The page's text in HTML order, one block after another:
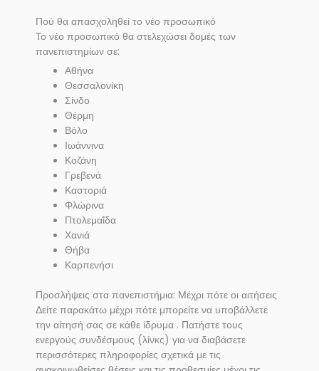
Πού θα απασχοληθεί το νέο προσωπικό
Το νέο προσωπικό θα στελεχώσει δομές των
πανεπιστημίων σε:
Αθήνα
Θεσσαλονίκη
Σίνδο
Θέρμη
Βόλο
Ιωάννινα
Κοζάνη
Γρεβενά
Καστοριά
Φλώρινα
Πτολεμαΐδα
Χανιά
Θήβα
Καρπενήσι
Προσλήψεις στα πανεπιστήμια: Μέχρι πότε οι αιτήσεις
Δείτε παρακάτω μέχρι πότε μπορείτε να υποβάλλετε
την αίτησή σας σε κάθε ίδρυμα . Πατήστε τους
ενεργούς συνδέσμους (λίνκς) για να διαβάσετε
περισσότερες πληροφορίες σχετικά με τις